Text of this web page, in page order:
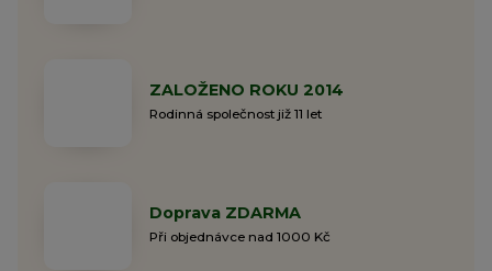
ZALOŽENO ROKU 2014
Rodinná společnost již 11 let
Doprava ZDARMA
Při objednávce nad 1000 Kč